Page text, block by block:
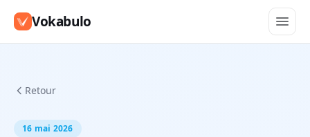
Vokabulo
Retour
16 mai 2026